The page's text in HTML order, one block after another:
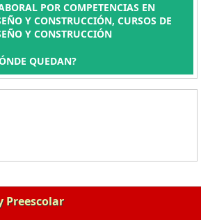
POR COMPETENCIAS EN
Y CONSTRUCCIÓN, CURSOS DE
Y CONSTRUCCIÓN
QUEDAN?
Preescolar